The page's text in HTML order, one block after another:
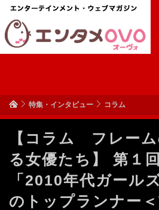
特集・インタビュー コラム
【コラム フレー
る女優たち】 第１
「2010年代ガール
のトップランナー＜